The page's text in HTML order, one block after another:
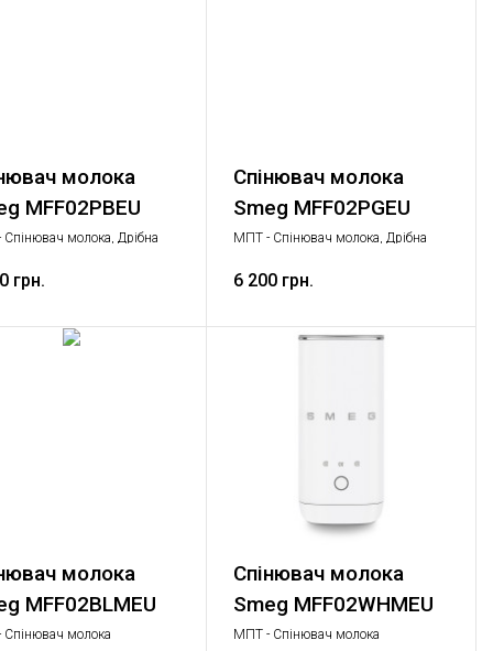
молока
MFF02PBEU
молока, Дрібна
грн.
Спінювач молока
Smeg MFF02PGEU
МПТ - Спінювач молока, Дрібна
6 200 грн.
молока
MFF02BLMEU
молока
Спінювач молока
Smeg MFF02WHMEU
МПТ - Спінювач молока